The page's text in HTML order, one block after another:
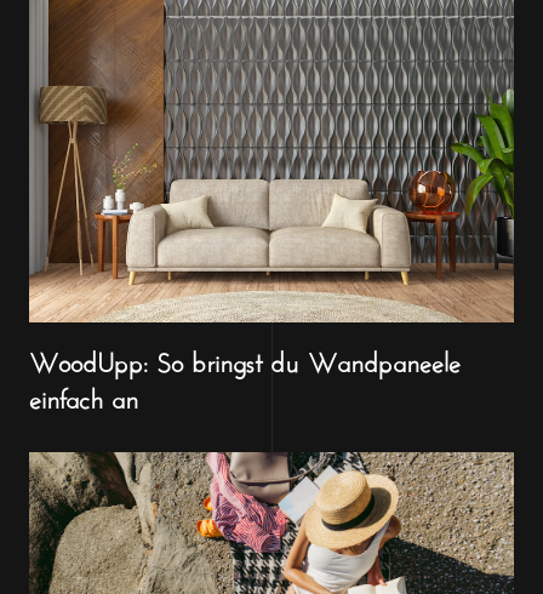
WoodUpp: So bringst du Wandpaneele
einfach an